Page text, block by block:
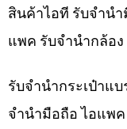
สินค้าไอที รับจำน
แพค รับจำนำกล้อง
รับจำนำกระเป๋าแ
จำนำมือถือ ไอแพ